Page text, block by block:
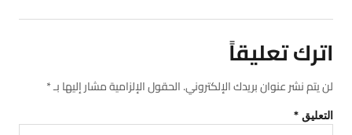
اترك تعليقاً
لن يتم نشر عنوان بريدك الإلكتروني.الحقول الإلزامية مشار إليها بـ*
التعليق *